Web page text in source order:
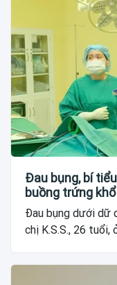
Đau bụng, bí
buồng trứng
Đau bụng dưới dữ
chị K.S.S., 26 tuổi,